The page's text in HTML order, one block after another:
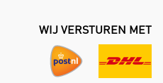
WIJ VERSTUREN MET